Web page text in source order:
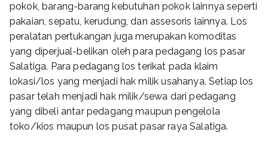
pokok, barang-barang kebutuhan pokok lainnya seperti
pakaian, sepatu, kerudung, dan assesoris lainnya. Los
peralatan pertukangan juga merupakan komoditas
yang diperjual-belikan oleh para pedagang los pasar
Salatiga. Para pedagang los terikat pada klaim
lokasi/los yang menjadi hak milik usahanya. Setiap los
pasar telah menjadi hak milik/sewa dari pedagang
yang dibeli antar pedagang maupun pengelola
toko/kios maupun los pusat pasar raya Salatiga.